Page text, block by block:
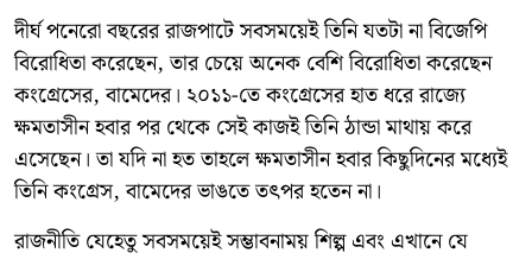
দীর্ঘ পনেরো বছরের রাজপাটে সবসময়েই তিনি যতটা না বিজেপি
বিরোধিতা করেছেন, তার চেয়ে অনেক বেশি বিরোধিতা করেছেন
কংগ্রেসের, বামেদের। ২০১১-তে কংগ্রেসের হাত ধরে রাজ্যে
ক্ষমতাসীন হবার পর থেকে সেই কাজই তিনি ঠান্ডা মাথায় করে
এসেছেন। তা যদি না হত তাহলে ক্ষমতাসীন হবার কিছুদিনের মধ্যেই
তিনি কংগ্রেস, বামেদের ভাঙতে তৎপর হতেন না।
রাজনীতি যেহেতু সবসময়েই সম্ভাবনাময় শিল্প এবং এখানে যে